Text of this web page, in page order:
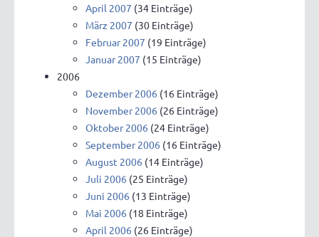
April 2007 (34 Einträge)
März 2007 (30 Einträge)
Februar 2007 (19 Einträge)
Januar 2007 (15 Einträge)
2006
Dezember 2006 (16 Einträge)
November 2006 (26 Einträge)
Oktober 2006 (24 Einträge)
September 2006 (16 Einträge)
August 2006 (14 Einträge)
Juli 2006 (25 Einträge)
Juni 2006 (13 Einträge)
Mai 2006 (18 Einträge)
April 2006 (26 Einträge)